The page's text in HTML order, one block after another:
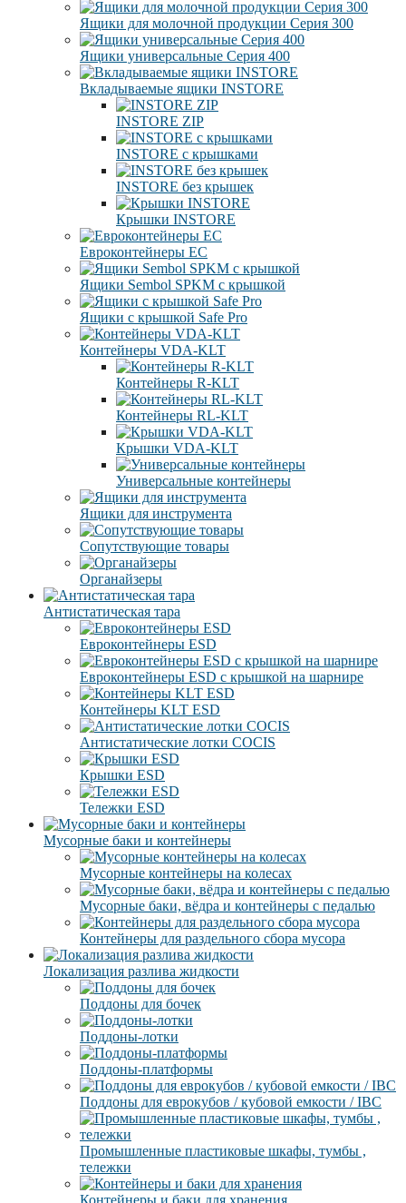
Ящики для молочной продукции Серия 300
Ящики универсальные Серия 400
Вкладываемые ящики INSTORE
INSTORE ZIP
INSTORE с крышками
INSTORE без крышек
Крышки INSTORE
Евроконтейнеры ЕC
Ящики Sembol SPKM с крышкой
Ящики с крышкой Safe Pro
Контейнеры VDA-KLT
Контейнеры R-KLT
Контейнеры RL-KLT
Крышки VDA-KLT
Универсальные контейнеры
Ящики для инструмента
Сопутствующие товары
Органайзеры
Антистатическая тара
Eвроконтейнеры ЕSD
Евроконтейнеры ESD с крышкой на шарнире
Контейнеры KLT ESD
Антистатические лотки COCIS
Крышки ESD
Тележки ESD
Мусорные баки и контейнеры
Мусорные контейнеры на колесах
Мусорные баки, вёдра и контейнеры с педалью
Контейнеры для раздельного сбора мусора
Локализация разлива жидкости
Поддоны для бочек
Поддоны-лотки
Поддоны-платформы
Поддоны для еврокубов / кубовой емкости / IBC
Промышленные пластиковые шкафы, тумбы ,
тележки
Контейнеры и баки для хранения